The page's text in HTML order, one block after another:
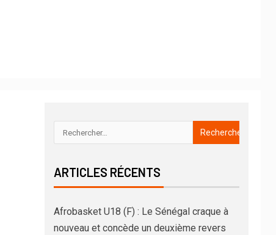
ARTICLES RÉCENTS
Afrobasket U18 (F) : Le Sénégal craque à
nouveau et concède un deuxième revers